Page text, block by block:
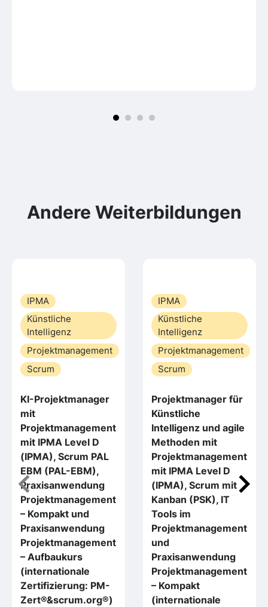
Andere Weiterbildungen
IPMA
Künstliche
Intelligenz
Projektmanagement
Scrum
KI-Projektmanager
mit
Projektmanagement
mit IPMA Level D
(IPMA), Scrum PAL
EBM (PAL-EBM),
Praxisanwendung
Projektmanagement
– Kompakt und
Praxisanwendung
Projektmanagement
– Aufbaukurs
(internationale
Zertifizierung: PM-
Zert®&scrum.org®)
IPMA
Künstliche
Intelligenz
Projektmanagement
Scrum
Projektmanager für
Künstliche
Intelligenz und agile
Methoden mit
Projektmanagement
mit IPMA Level D
(IPMA), Scrum mit
Kanban (PSK), IT
Tools im
Projektmanagement
und
Praxisanwendung
Projektmanagement
– Kompakt
(internationale